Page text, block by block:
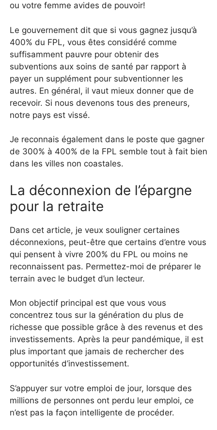
ou votre femme avides de pouvoir!
Le gouvernement dit que si vous gagnez jusqu’à
400% du FPL, vous êtes considéré comme
suffisamment pauvre pour obtenir des
subventions aux soins de santé par rapport à
payer un supplément pour subventionner les
autres. En général, il vaut mieux donner que de
recevoir. Si nous devenons tous des preneurs,
notre pays est vissé.
Je reconnais également dans le poste que gagner
de 300% à 400% de la FPL semble tout à fait bien
dans les villes non coastales.
La déconnexion de l’épargne
pour la retraite
Dans cet article, je veux souligner certaines
déconnexions, peut-être que certains d’entre vous
qui pensent à vivre 200% du FPL ou moins ne
reconnaissent pas. Permettez-moi de préparer le
terrain avec le budget d’un lecteur.
Mon objectif principal est que vous vous
concentrez tous sur la génération du plus de
richesse que possible grâce à des revenus et des
investissements. Après la peur pandémique, il est
plus important que jamais de rechercher des
opportunités d’investissement.
S’appuyer sur votre emploi de jour, lorsque des
millions de personnes ont perdu leur emploi, ce
n’est pas la façon intelligente de procéder.